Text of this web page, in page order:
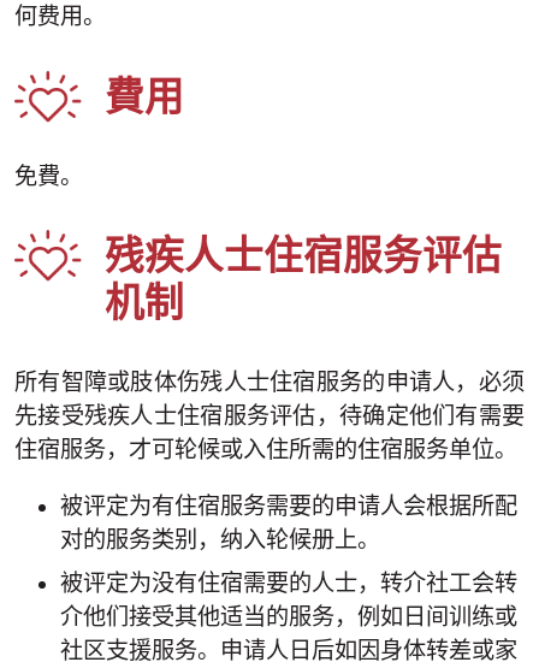
何费用。
費用
免費。
残疾人士住宿服务评估
机制
所有智障或肢体伤残人士住宿服务的申请人，必须
先接受残疾人士住宿服务评估，待确定他们有需要
住宿服务，才可轮候或入住所需的住宿服务单位。
被评定为有住宿服务需要的申请人会根据所配
对的服务类别，纳入轮候册上。
被评定为没有住宿需要的人士，转介社工会转
介他们接受其他适当的服务，例如日间训练或
社区支援服务。申请人日后如因身体转差或家